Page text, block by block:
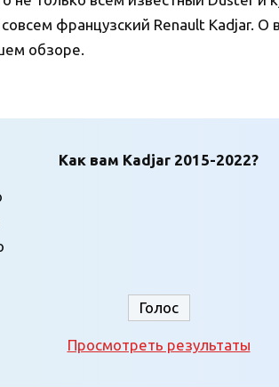
французский Renault Kadjar. О
обзоре.
Как вам Kadjar 2015-2022?
Просмотреть результаты